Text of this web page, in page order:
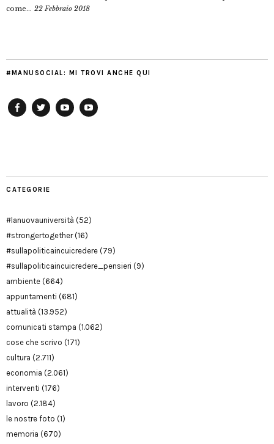
come... 22 Febbraio 2018
#MANUSOCIAL: MI TROVI ANCHE QUI
CATEGORIE
#lanuovauniversità (52)
#strongertogether(16)
#sullapoliticaincuicredere (79)
#sullapoliticaincuicredere_pensieri (9)
ambiente (664)
appuntamenti (681)
attualità (13.952)
comunicati stampa (1.062)
cose che scrivo (171)
cultura (2.711)
economia (2.061)
interventi (176)
lavoro (2.184)
le nostre foto (1)
memoria (670)